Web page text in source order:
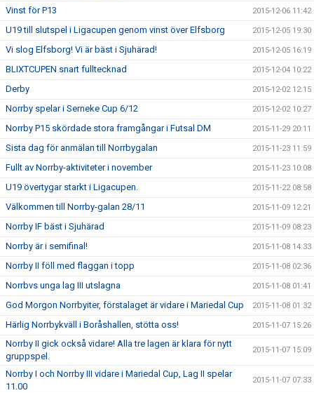
Vinst för P13 2015-12-06 11:42
U19 till slutspel i Ligacupen genom vinst över Elfsborg 2015-12-05 19:30
Vi slog Elfsborg! Vi är bäst i Sjuhärad! 2015-12-05 16:19
BLIXTCUPEN snart fulltecknad 2015-12-04 10:22
Derby 2015-12-02 12:15
Norrby spelar i Serneke Cup 6/12 2015-12-02 10:27
Norrby P15 skördade stora framgångar i Futsal DM 2015-11-29 20:11
Sista dag för anmälan till Norrbygalan 2015-11-23 11:59
Fullt av Norrby-aktiviteter i november 2015-11-23 10:08
U19 övertygar starkt i Ligacupen. 2015-11-22 08:58
Välkommen till Norrby-galan 28/11 2015-11-09 12:21
Norrby IF bäst i Sjuhärad 2015-11-09 08:23
Norrby är i semifinal! 2015-11-08 14:33
Norrby II föll med flaggan i topp 2015-11-08 02:36
Norrbvs unga lag III utslagna 2015-11-08 01:41
God Morgon Norrbyiter, förstalaget är vidare i Mariedal Cup 2015-11-08 01:32
Härlig Norrbykväll i Boråshallen, stötta oss! 2015-11-07 15:26
Norrby II gick också vidare! Alla tre lagen är klara för nytt
gruppspel.
2015-11-07 15:09
Norrby I och Norrby III vidare i Mariedal Cup, Lag II spelar
11.00
2015-11-07 07:33